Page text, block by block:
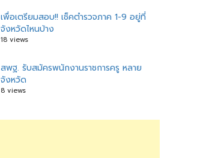
เพื่อเตรียมสอบ!! เช็คตำรวจภาค 1-9 อยู่ที่
จังหวัดไหนบ้าง
18 views
สพฐ. รับสมัครพนักงานราชการครู หลาย
จังหวัด
8 views